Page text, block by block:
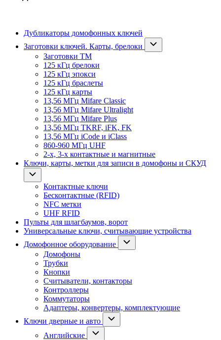
Дубликаторы домофонных ключей
Заготовки ключей. Карты, брелоки
Заготовки ТМ
125 кГц брелоки
125 кГц эпокси
125 кГц браслеты
125 кГц карты
13,56 МГц Mifare Classic
13,56 МГц Mifare Ultralight
13,56 МГц Mifare Plus
13,56 МГц TKRF, iFK, FK
13,56 МГц iCode и iClass
860-960 МГц UHF
2-х, 3-х контактные и магнитные
Ключи, карты, метки для записи в домофоны и СКУД
Контактные ключи
Бесконтактные (RFID)
NFC метки
UHF RFID
Пульты для шлагбаумов, ворот
Универсальные ключи, считывающие устройства
Домофонное оборудование
Домофоны
Трубки
Кнопки
Считыватели, контакторы
Контроллеры
Коммутаторы
Адаптеры, конвертеры, комплектующие
Ключи дверные и авто
Английские